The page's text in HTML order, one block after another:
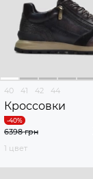
40 41 42 44
Кроссовки
6398 грн
1 цвет